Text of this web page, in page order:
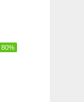
80%